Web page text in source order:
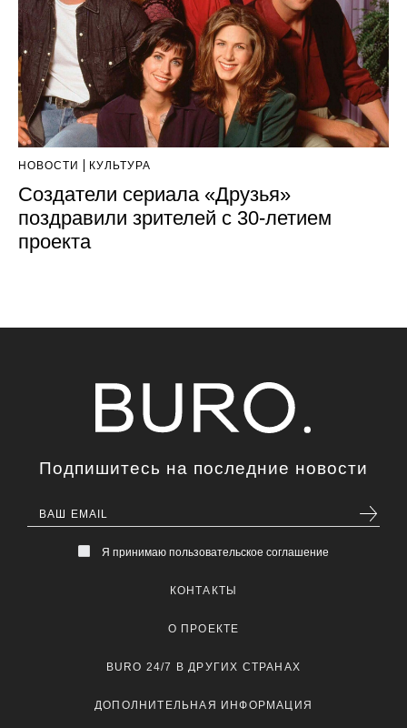
НОВОСТИ КУЛЬТУРА
Создатели сериала «Друзья»
поздравили зрителей с 30-летием
проекта
Подпишитесь на последние новости
Я принимаю пользовательское соглашение
КОНТАКТЫ
О ПРОЕКТЕ
BURO 24/7 В ДРУГИХ СТРАНАХ
ДОПОЛНИТЕЛЬНАЯ ИНФОРМАЦИЯ